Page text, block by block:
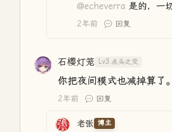
@echeverra 是的，一
2年前 回复
石樱灯笼 Lv3.点头之交
你把夜间模式也减掉算了。
2年前 回复
老张 博主